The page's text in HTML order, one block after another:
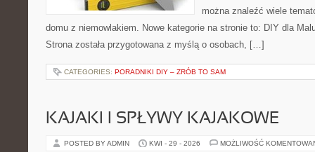
można znaleźć wiele
domu z niemowlakiem. Nowe kategorie na stronie to: DIY dla
Strona została przygotowana z myślą o osobach, […]
CATEGORIES: PORADNIKI DIY – ZRÓB TO SAM
KAJAKI I SPŁYWY KAJAKOWE
POSTED BY ADMIN KWI - 29 - 2026 MOŻLIWOŚĆ